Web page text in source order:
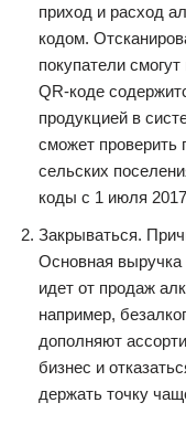
приход и расход
кодом.
покупатели
QR-коде
продукцией в
сможет проверить
сельских
коды с 1 июля
Закрываться.
Основная выручка
идет от продаж
например,
дополняют
бизнес и
держать точку